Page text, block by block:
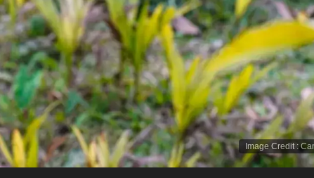
Image Credit: